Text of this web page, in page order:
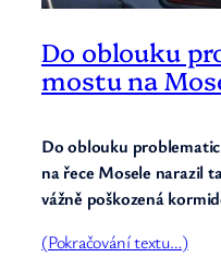
Do oblouku
mostu na
Do oblouku
na řece Mosele narazil
vážně poškozená
(Pokračování textu…)